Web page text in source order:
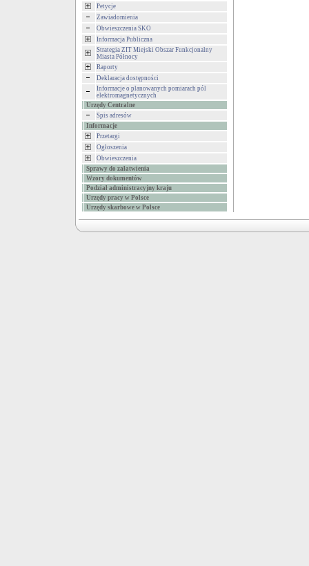
Petycje
Zawiadomienia
Obwieszczenia SKO
Informacja Publiczna
Strategia ZIT Miejski Obszar Funkcjonalny
Miasta Północy
Raporty
Deklaracja dostępności
Informacje o planowanych pomiarach pól
elektromagnetycznych
Urzędy Centralne
Spis adresów
Informacje
Przetargi
Ogłoszenia
Obwieszczenia
Sprawy do załatwienia
Wzory dokumentów
Podział administracyjny kraju
Urzędy pracy w Polsce
Urzędy skarbowe w Polsce